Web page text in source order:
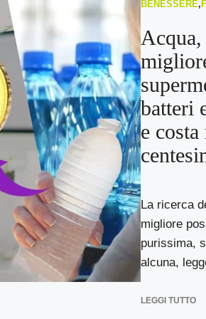
BENESSERE,
Acqua,
batteri
e
La ricerca
migliore
purissima,
alcuna,
LEGGI TUTTO